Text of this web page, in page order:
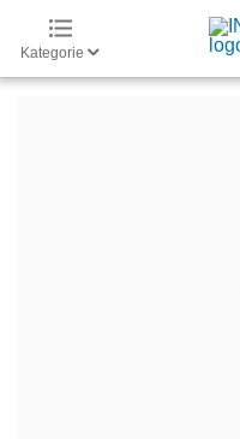
Kategorie